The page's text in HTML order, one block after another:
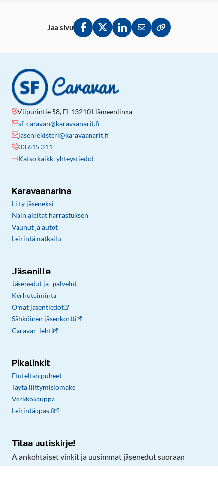
Jaa sivu
Jaa Facebookissa
Jaa Twitterissä
Jaa LinkedInissä
Jaa sähköpostitse
Kopioi linkki
Viipurintie 58, FI-13210 Hämeenlinna
sf-caravan@karavaanarit.fi
jasenrekisteri@karavaanarit.fi
03 615 311
Katso kaikki yhteystiedot
Karavaanarina
Liity jäseneksi
Näin aloitat harrastuksen
Vaunut ja autot
Leirintämatkailu
Jäsenille
Jäsenedut ja -palvelut
Kerhotoiminta
Omat jäsentiedot
Sähköinen jäsenkortti
Caravan-lehti
Pikalinkit
Etuteltan puheet
Täytä liittymislomake
Verkkokauppa
Leirintäopas.fi
Tilaa uutiskirje!
Ajankohtaiset vinkit ja uusimmat jäsenedut suoraan